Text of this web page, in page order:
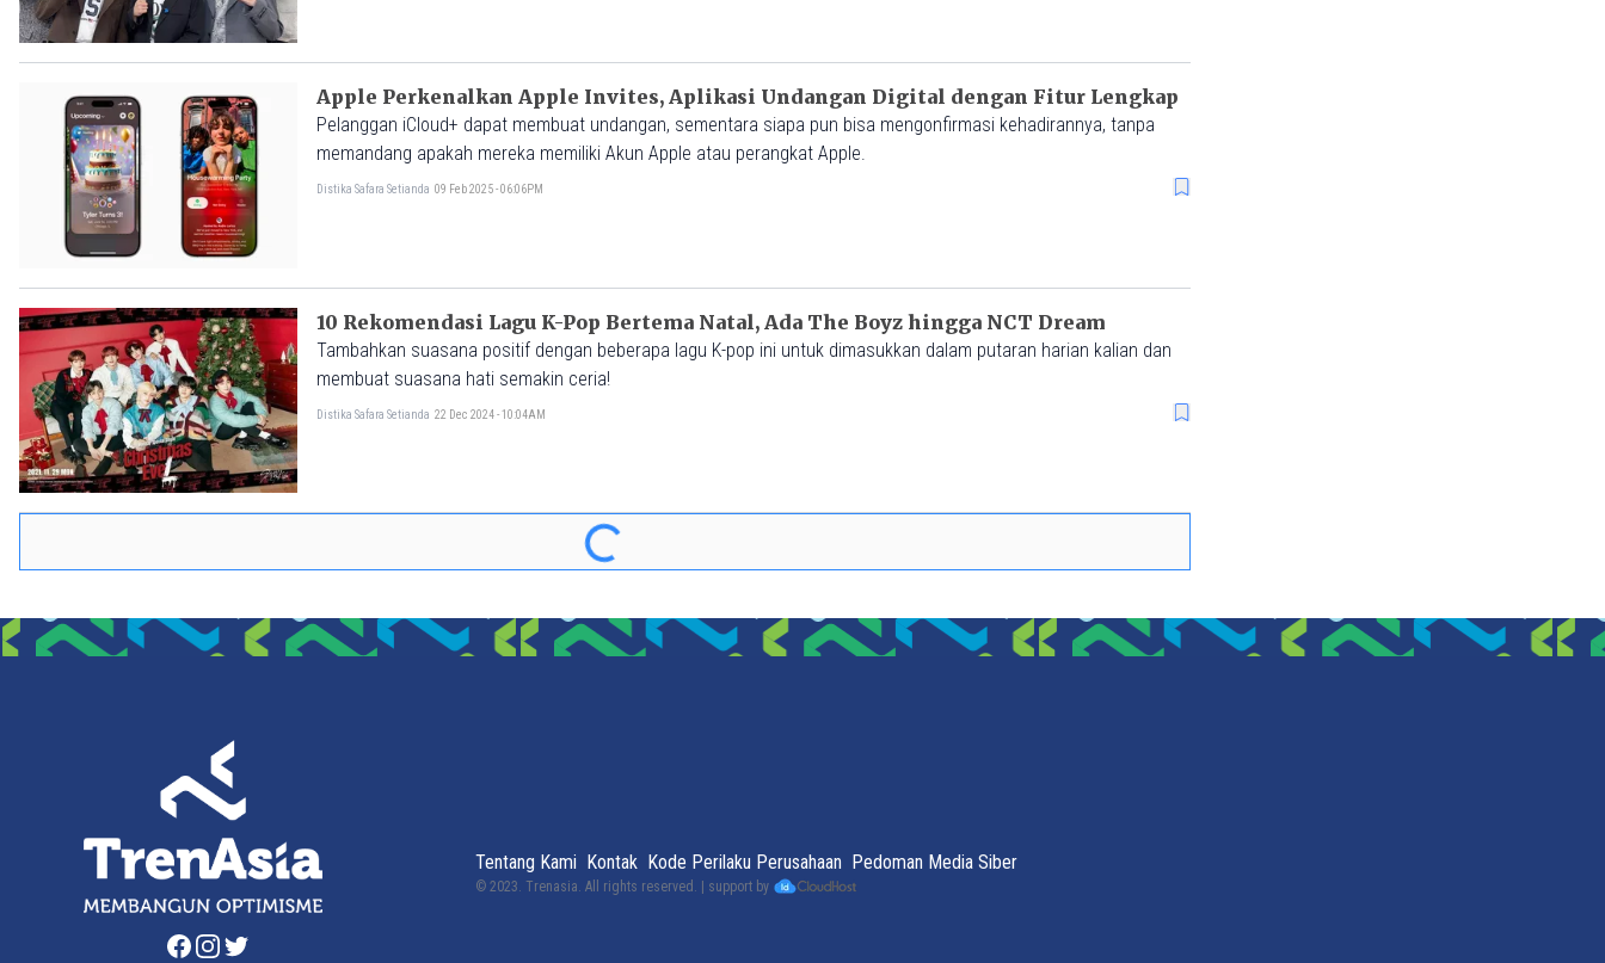
Apple Perkenalkan Apple Invites, Aplikasi Undangan Digital dengan Fitur Lengkap
Pelanggan iCloud+ dapat membuat undangan, sementara siapa pun bisa mengonfirmasi kehadirannya, tanpa
memandang apakah mereka memiliki Akun Apple atau perangkat Apple.
Distika Safara Setianda 09 Feb 2025 - 06:06PM
10 Rekomendasi Lagu K-Pop Bertema Natal, Ada The Boyz hingga NCT Dream
Tambahkan suasana positif dengan beberapa lagu K-pop ini untuk dimasukkan dalam putaran harian kalian dan
membuat suasana hati semakin ceria!
Distika Safara Setianda 22 Dec 2024 - 10:04AM
Facebook
Instagram
Twitter
Tentang Kami Kontak Kode Perilaku Perusahaan Pedoman Media Siber
© 2023. Trenasia . All rights reserved. | support by